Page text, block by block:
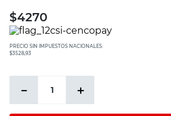
$4270
PRECIO SIN IMPUESTOS NACIONALES:
$3528,93
＋
－